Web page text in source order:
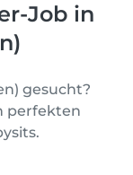
Job in
gesucht?
perfekten